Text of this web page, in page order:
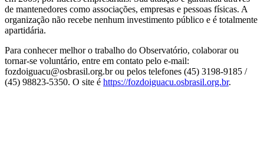
de mantenedores como associações, empresas e pessoas físicas. A
organização não recebe nenhum investimento público e é totalmente
apartidária.
Para conhecer melhor o trabalho do Observatório, colaborar ou
tornar-se voluntário, entre em contato pelo e-mail:
fozdoiguacu@osbrasil.org.br ou pelos telefones (45) 3198-9185 /
(45) 98823-5350. O site é https://fozdoiguacu.osbrasil.org.br.